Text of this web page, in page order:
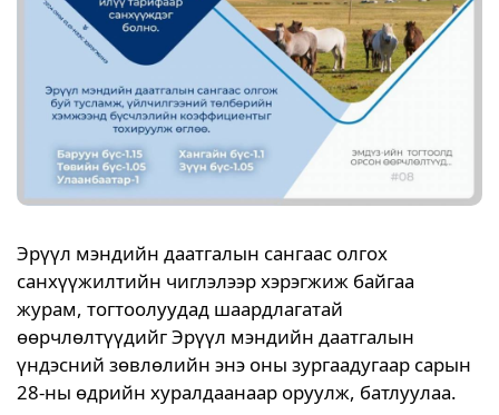
Эрүүл мэндийн даатгалын сангаас олгох
санхүүжилтийн чиглэлээр хэрэгжиж байгаа
журам, тогтоолуудад шаардлагатай
өөрчлөлтүүдийг Эрүүл мэндийн даатгалын
үндэсний зөвлөлийн энэ оны зургаадугаар сарын
28-ны өдрийн хуралдаанаар оруулж, батлуулаа.